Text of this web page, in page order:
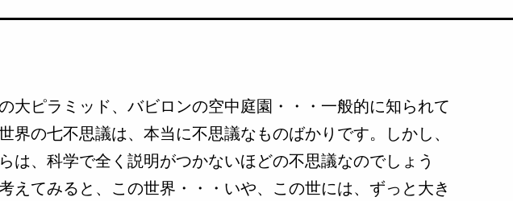
大ピラミッド、バビロンの空中庭園・・・一般的に知られて
界の七不思議は、本当に不思議なものばかりです。しかし、
は、科学で全く説明がつかないほどの不思議なのでしょう
えてみると、この世界・・・いや、この世には、ずっと大き